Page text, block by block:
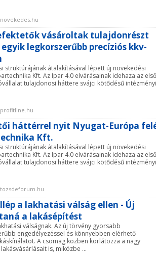
vásároltak tulajdonrészt
legkorszerűbb precíziós kkv-
struktúrájának átalakításával lépett új növekedési
Kft. Az Ipar 4.0 elvárásainak idehaza az
tulajdonosi háttere svájci kötődésű intézményi
profitline.hu
háttérrel nyit Nyugat-Európa
Kft.
struktúrájának átalakításával lépett új növekedési
Kft. Az Ipar 4.0 elvárásainak idehaza az
tulajdonosi háttere svájci kötődésű intézményi
tozsdeforum.hu
a lakhatási válság ellen - Új
a lakásépítést
válságnak. Az új törvény gyorsabb
engedélyezéssel és könnyebben elérhető
A csomag közben korlátozza a nagy
is, miközbe ...